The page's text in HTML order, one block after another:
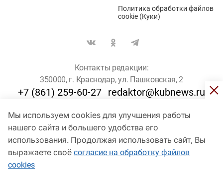
Мы используем cookies для улучшения работы
нашего сайта и большего удобства его
использования. Продолжая использовать сайт, Вы
выражаете своё согласие на обработку файлов
cookies
Политика обработки файлов
cookie (Куки)
Контакты редакции:
350000, г. Краснодар, ул. Пашковская, 2
+7 (861) 259-60-27 redaktor@kubnews.ru
Для пользователей старше 16 лет
© Кубанские Новости, 2017
Сетевое издание «kubnews» зарегистрировано Федеральной
службой по надзору в сфере связи, информационных технологий
и массовых коммуникаций (Роскомнадзор). Регистрационный